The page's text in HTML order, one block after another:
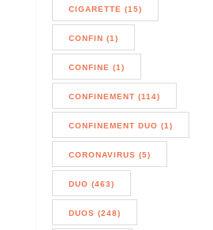
CIGARETTE (15)
CONFIN (1)
CONFINE (1)
CONFINEMENT (114)
CONFINEMENT DUO (1)
CORONAVIRUS (5)
DUO (463)
DUOS (248)